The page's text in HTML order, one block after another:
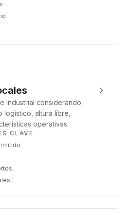
industrial considerando
altura libre,
operativas.
CLAVE